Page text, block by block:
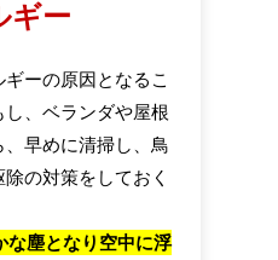
ギー
ーの原因となるこ
、ベランダや屋根
早めに清掃し、鳥
の対策をしておく
な塵となり空中に浮